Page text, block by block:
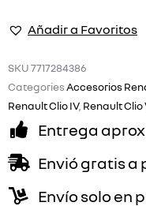
cantidad
Añadir a Favoritos
SKU7717284386
CategoriesAccesorios
Renault Clio IV, Renault Clio
Entrega
Envió gratis a
Envío solo en